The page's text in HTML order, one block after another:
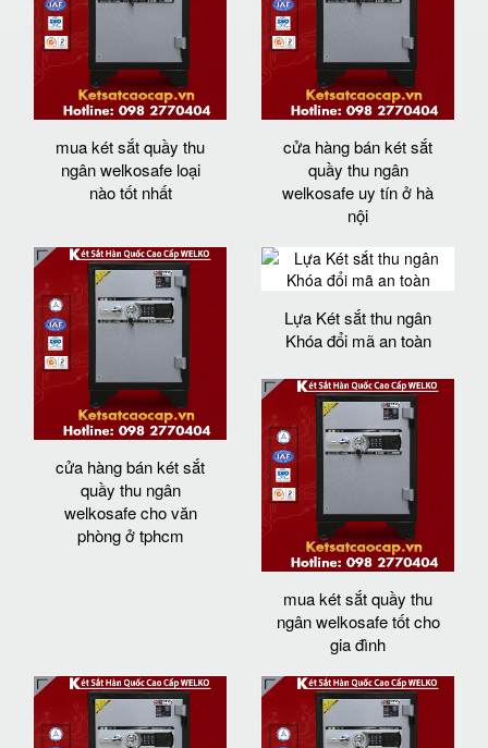
mua két sắt quầy thu
ngân welkosafe loại
nào tốt nhất
cửa hàng bán két sắt
quầy thu ngân
welkosafe uy tín ở hà
nội
cửa hàng bán két sắt
quầy thu ngân
welkosafe cho văn
phòng ở tphcm
Lựa Két sắt thu ngân
Khóa đổi mã an toàn
mua két sắt quầy thu
ngân welkosafe tốt cho
gia đình